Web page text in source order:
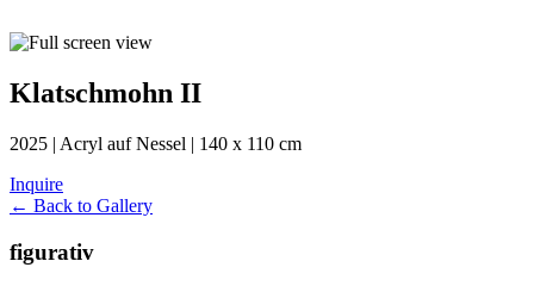
Klatschmohn II
2025 | Acryl auf Nessel | 140 x 110 cm
Inquire
← Back to Gallery
figurativ